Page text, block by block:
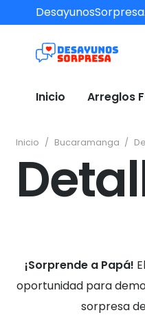
Inicio Arreglos
Inicio / Bucaramanga /
¡Sorprende a Papá!
oportunidad para
sorpresa